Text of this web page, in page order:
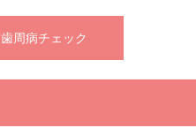
歯周病チェック